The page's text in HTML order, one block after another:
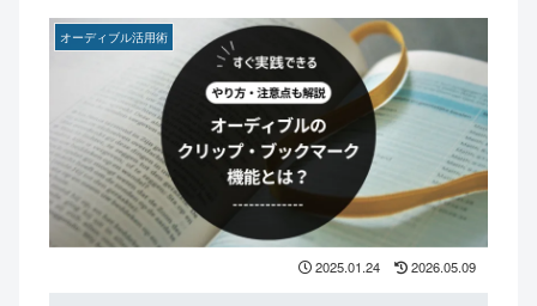
オーディブル活用術
2025.01.24 2026.05.09